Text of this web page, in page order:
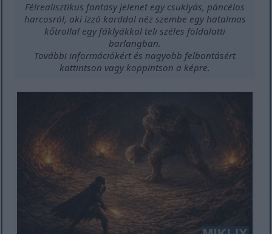
Félrealisztikus fantasy jelenet egy csuklyás, páncélos
harcosról, aki izzó karddal néz szembe egy hatalmas
kőtrollal egy fáklyákkal teli széles földalatti
barlangban.
További információkért és nagyobb felbontásért
kattintson vagy koppintson a képre.